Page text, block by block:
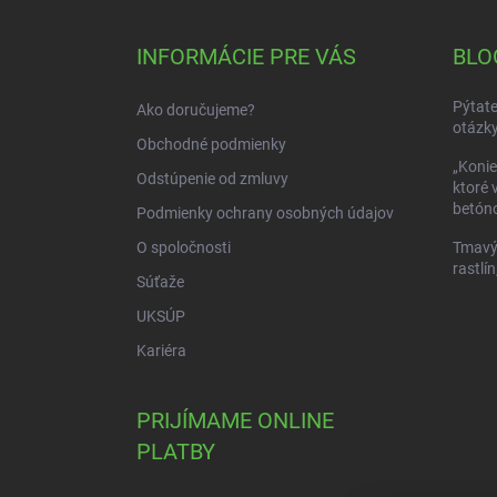
INFORMÁCIE PRE VÁS
Ako doručujeme?
Obchodné podmienky
Odstúpenie od zmluvy
Podmienky ochrany osobných údajov
O spoločnosti
Súťaže
UKSÚP
Kariéra
ktoré
PRIJÍMAME ONLINE
PLATBY